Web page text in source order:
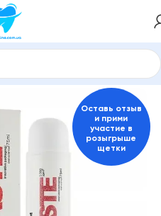
полости рта FrezyDerm
Оставь отзыв
и прими
участие в
розыгрыше
щетки